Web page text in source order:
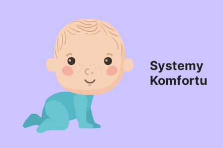
Systemy
Komfortu